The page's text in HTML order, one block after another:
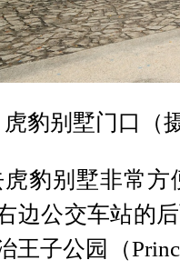
豹别墅门口（
虎豹别墅非常方
边公交车站的
王子公园（